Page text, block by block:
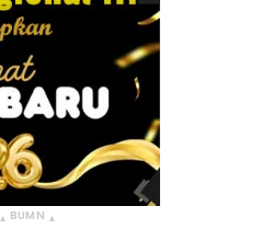
▴ BUMN ▴